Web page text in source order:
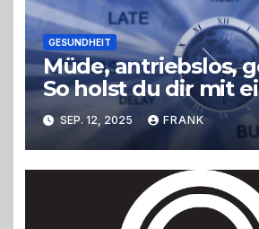
GESUNDHEIT
Müde, antriebslos,
So holst du dir mit
Tricks neue Energie
ohne radikale
Veränderungen
SEP. 12, 2025 FRANK